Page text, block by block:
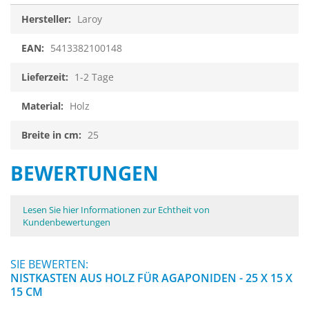
Laroy
5413382100148
1-2 Tage
Holz
25
BEWERTUNGEN
Lesen Sie hier Informationen zur Echtheit von
Kundenbewertungen
SIE BEWERTEN:
NISTKASTEN AUS HOLZ FÜR AGAPONIDEN - 25 X 15 X
15 CM